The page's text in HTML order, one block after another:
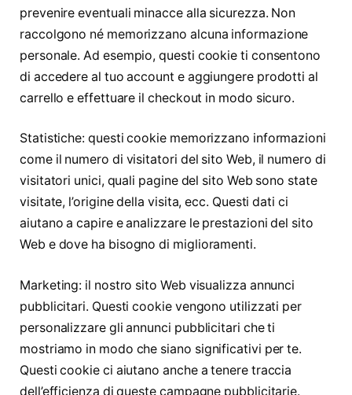
prevenire eventuali minacce alla sicurezza. Non
raccolgono né memorizzano alcuna informazione
personale. Ad esempio, questi cookie ti consentono
di accedere al tuo account e aggiungere prodotti al
carrello e effettuare il checkout in modo sicuro.
Statistiche: questi cookie memorizzano informazioni
come il numero di visitatori del sito Web, il numero di
visitatori unici, quali pagine del sito Web sono state
visitate, l’origine della visita, ecc. Questi dati ci
aiutano a capire e analizzare le prestazioni del sito
Web e dove ha bisogno di miglioramenti.
Marketing: il nostro sito Web visualizza annunci
pubblicitari. Questi cookie vengono utilizzati per
personalizzare gli annunci pubblicitari che ti
mostriamo in modo che siano significativi per te.
Questi cookie ci aiutano anche a tenere traccia
dell’efficienza di queste campagne pubblicitarie.